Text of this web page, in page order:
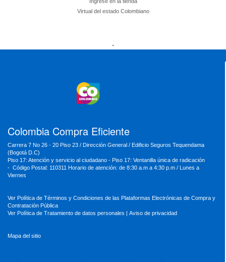
Virtual del estado Colombiano
MinRelaciones
MinHacienda
.
Colombia Compra Eficiente
Carrera 7 No 26 - 20 Piso 23 / Dirección General / Edificio Seguros Tequendama
(Bogotá D.C)
Piso 17: Atención y servicio al ciudadano - Piso 17: Ventanilla única de radicación
- Código Postal: 110311 Horario de atención: de 8:30 a.m a 4:30 p.m / Lunes a
Viernes
Ver Política de Términos y Condiciones de las Plataformas Electrónicas de Compra y
Contratación Pública
Ver Política de Tratamiento de datos personales
Aviso de privacidad
Mapa del sitio